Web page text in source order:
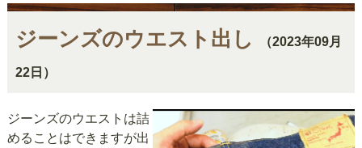
ジーンズのウエスト出し （2023年09月
22日）
ジーンズのウエストは詰
めることはできますが出